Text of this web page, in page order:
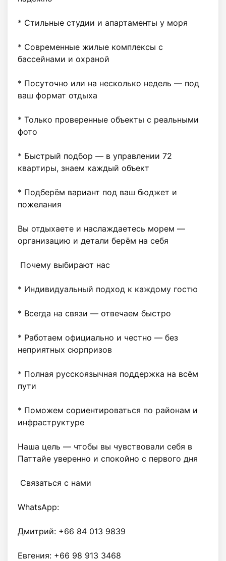
* Стильные студии и апартаменты у моря
* Современные жилые комплексы с
бассейнами и охраной
* Посуточно или на несколько недель — под
ваш формат отдыха
* Только проверенные объекты с реальными
фото
* Быстрый подбор — в управлении 72
квартиры, знаем каждый объект
* Подберём вариант под ваш бюджет и
пожелания
Вы отдыхаете и наслаждаетесь морем —
организацию и детали берём на себя
* Индивидуальный подход к каждому гостю
* Всегда на связи — отвечаем быстро
* Работаем официально и честно — без
неприятных сюрпризов
* Полная русскоязычная поддержка на всём
пути
* Поможем сориентироваться по районам и
инфраструктуре
Наша цель — чтобы вы чувствовали себя в
Паттайе уверенно и спокойно с первого дня
WhatsApp:
Дмитрий: +66 84 013 9839
Евгения: +66 98 913 3468